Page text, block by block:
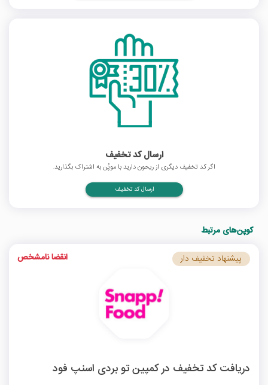
ارسال کد تخفیف
اگر کد تخفیف دیگری از ریحون دارید با موپُن به اشتراک بگذارید.
ارسال کد تخفیف
کوپن‌های مرتبط
دریافت کد تخفیف در کمپین تو بردی اسنپ فود
پیشنهاد تخفیف دار انقضا نامشخص